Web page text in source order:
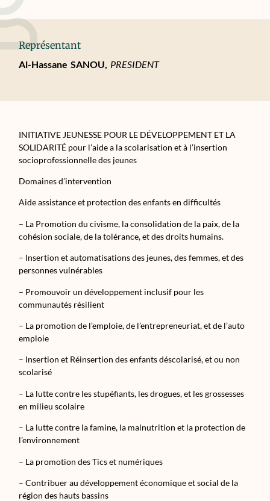
Représentant
Al-Hassane SANOU, PRESIDENT
INITIATIVE JEUNESSE POUR LE DÉVELOPPEMENT ET LA
SOLIDARITÉ pour l’aide a la scolarisation et à l’insertion
socioprofessionnelle des jeunes
Domaines d’intervention
Aide assistance et protection des enfants en difficultés
– La Promotion du civisme, la consolidation de la paix, de la
cohésion sociale, de la tolérance, et des droits humains.
– Insertion et automatisations des jeunes, des femmes, et des
personnes vulnérables
– Promouvoir un développement inclusif pour les
communautés résilient
– La promotion de l’emploie, de l’entrepreneuriat, et de l’auto
emploie
– Insertion et Réinsertion des enfants déscolarisé, et ou non
scolarisé
– La lutte contre les stupéfiants, les drogues, et les grossesses
en milieu scolaire
– La lutte contre la famine, la malnutrition et la protection de
l’environnement
– La promotion des Tics et numériques
– Contribuer au développement économique et social de la
région des hauts bassins